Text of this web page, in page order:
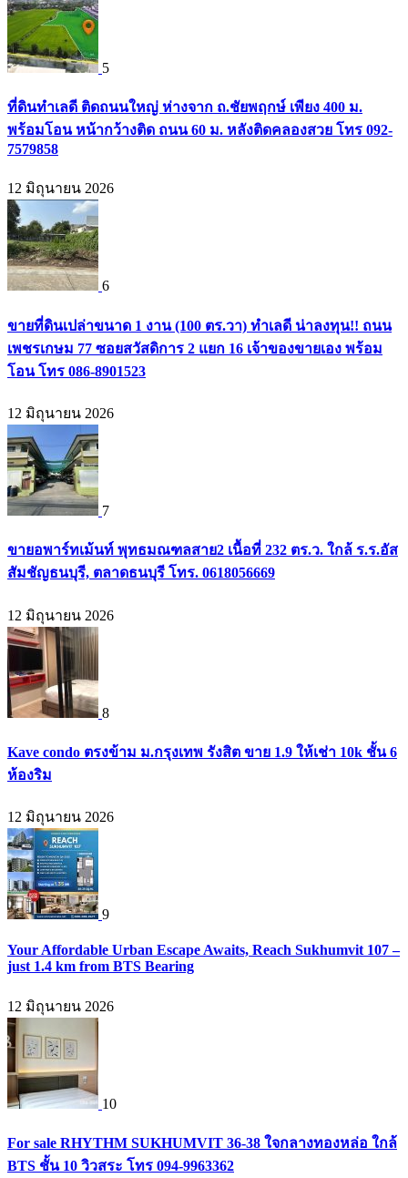
5
ที่ดินทำเลดี ติดถนนใหญ่ ห่างจาก ถ.ชัยพฤกษ์ เพียง 400 ม.
พร้อมโอน หน้ากว้างติด ถนน 60 ม. หลังติดคลองสวย โทร 092-
7579858
12 มิถุนายน 2026
6
ขายที่ดินเปล่าขนาด 1 งาน (100 ตร.วา) ทำเลดี น่าลงทุน!! ถนน
เพชรเกษม 77 ซอยสวัสดิการ 2 แยก 16 เจ้าของขายเอง พร้อม
โอน โทร 086-8901523
12 มิถุนายน 2026
7
ขายอพาร์ทเม้นท์ พุทธมณฑลสาย2 เนื้อที่ 232 ตร.ว. ใกล้ ร.ร.อัส
สัมชัญธนบุรี, ตลาดธนบุรี โทร. 0618056669
12 มิถุนายน 2026
8
Kave condo ตรงข้าม ม.กรุงเทพ รังสิต ขาย 1.9 ให้เช่า 10k ชั้น 6
ห้องริม
12 มิถุนายน 2026
9
Your Affordable Urban Escape Awaits, Reach Sukhumvit 107 –
just 1.4 km from BTS Bearing
12 มิถุนายน 2026
10
For sale RHYTHM SUKHUMVIT 36-38 ใจกลางทองหล่อ ใกล้
BTS ชั้น 10 วิวสระ โทร 094-9963362